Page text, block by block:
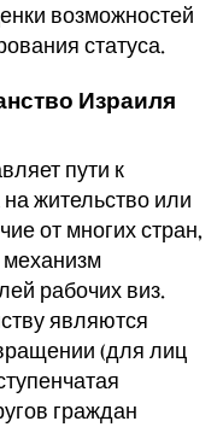
возможностей
статуса.
Израиля
пути к
жительство или
от многих стран,
механизм
рабочих виз.
являются
(для лиц
граждан